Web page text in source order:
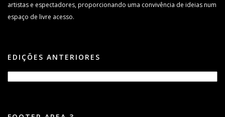
artistas e espectadores, proporcionando uma convivência de ideias num
espaço de livre acesso.
EDIÇÕES ANTERIORES